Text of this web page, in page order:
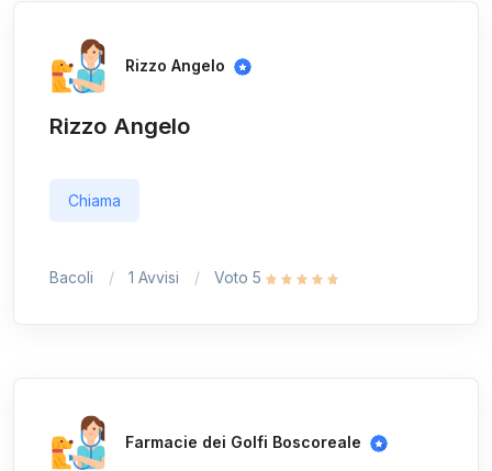
Rizzo Angelo
Rizzo Angelo
Chiama
Bacoli 1 Avvisi Voto 5
Farmacie dei Golfi Boscoreale